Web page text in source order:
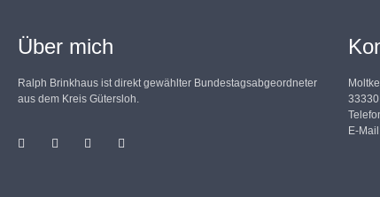
Über mich
Ralph Brinkhaus ist direkt gewählter Bundestagsabgeordneter
aus dem Kreis Gütersloh.
E-